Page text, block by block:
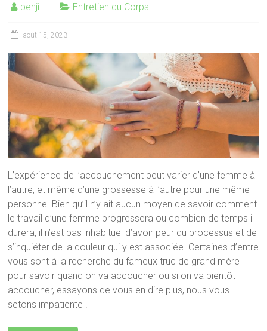
benji Entretien du Corps
août 15, 2023
L’expérience de l’accouchement peut varier d’une femme à
l’autre, et même d’une grossesse à l’autre pour une même
personne. Bien qu’il n’y ait aucun moyen de savoir comment
le travail d’une femme progressera ou combien de temps il
durera, il n’est pas inhabituel d’avoir peur du processus et de
s’inquiéter de la douleur qui y est associée. Certaines d’entre
vous sont à la recherche du fameux truc de grand mère
pour savoir quand on va accoucher ou si on va bientôt
accoucher, essayons de vous en dire plus, nous vous
setons impatiente !